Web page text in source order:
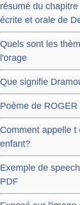
résumé du
écrite et orale de
Quels sont les
l'orage
Que signifie
Poème de
Comment appelle
enfant?
Exemple de
PDF